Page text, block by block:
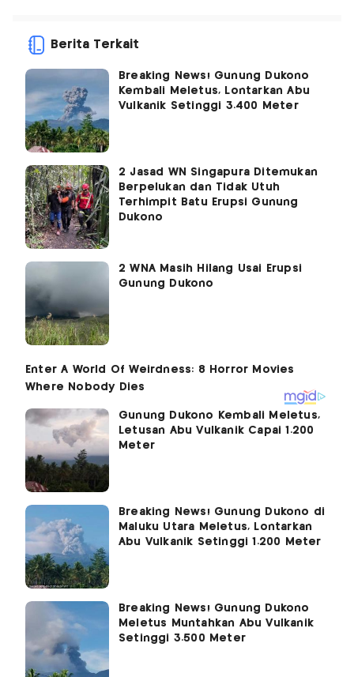
Berita Terkait
Breaking News! Gunung Dukono
Kembali Meletus, Lontarkan Abu
Vulkanik Setinggi 3.400 Meter
2 Jasad WN Singapura Ditemukan
Berpelukan dan Tidak Utuh
Terhimpit Batu Erupsi Gunung
Dukono
2 WNA Masih Hilang Usai Erupsi
Gunung Dukono
Gunung Dukono Kembali Meletus,
Letusan Abu Vulkanik Capai 1.200
Meter
Breaking News! Gunung Dukono di
Maluku Utara Meletus, Lontarkan
Abu Vulkanik Setinggi 1.200 Meter
Breaking News! Gunung Dukono
Meletus Muntahkan Abu Vulkanik
Setinggi 3.500 Meter